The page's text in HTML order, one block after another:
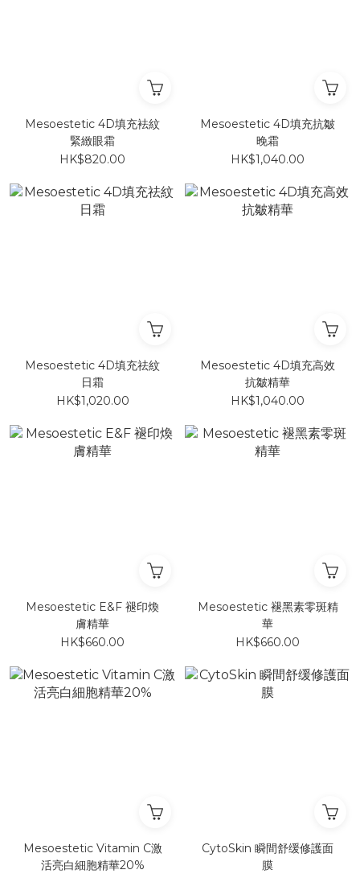
Mesoestetic 4D填充袪紋
緊緻眼霜
HK$820.00
Mesoestetic 4D填充抗皺
晚霜
HK$1,040.00
Mesoestetic 4D填充祛紋
日霜
HK$1,020.00
Mesoestetic 4D填充高效
抗皺精華
HK$1,040.00
Mesoestetic E&F 褪印煥
膚精華
HK$660.00
Mesoestetic 褪黑素零斑精
華
HK$660.00
Mesoestetic Vitamin C激
活亮白細胞精華20%
CytoSkin 瞬間舒缓修護面
膜